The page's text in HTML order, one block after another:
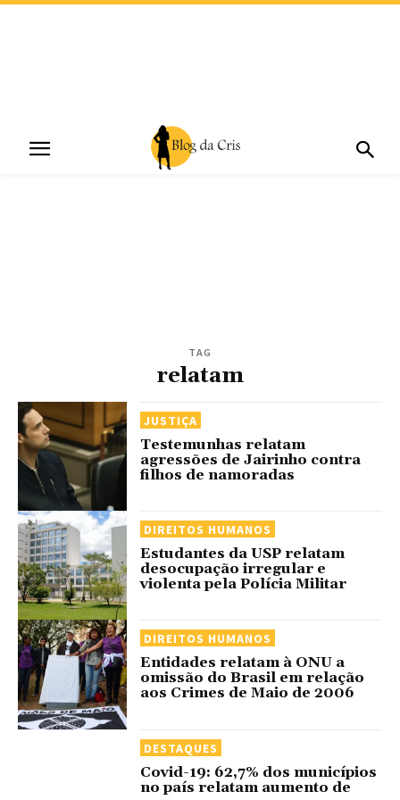
TAG
relatam
JUSTIÇA
Testemunhas relatam
agressões de Jairinho contra
filhos de namoradas
DIREITOS HUMANOS
Estudantes da USP relatam
desocupação irregular e
violenta pela Polícia Militar
DIREITOS HUMANOS
Entidades relatam à ONU a
omissão do Brasil em relação
aos Crimes de Maio de 2006
DESTAQUES
Covid-19: 62,7% dos municípios
no país relatam aumento de